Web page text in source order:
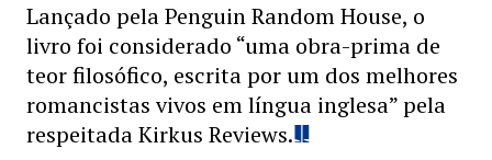
Lançado pela Penguin Random House, o
livro foi considerado “uma obra-prima de
teor filosófico, escrita por um dos melhores
romancistas vivos em língua inglesa” pela
respeitada Kirkus Reviews.